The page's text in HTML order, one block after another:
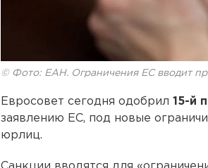
© Фото: ЕАН. Ограничения ЕС вводит
Евросовет сегодня одобрил 15-й
заявлению ЕС, под новые
юрлиц.